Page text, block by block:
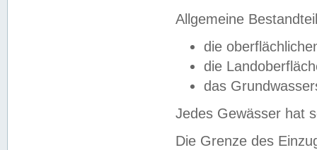
Allgemeine
die
die
das
Jedes Gewässer hat
Die Grenze des